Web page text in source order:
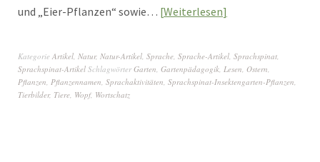
und „Eier-Pflanzen“ sowie… Weiterlesen
Kategorie Artikel Natur, Natur-Artikel Sprache Sprache-Artikel Sprachspinat
Sprachspinat-Artikel SchlagwörterGarten Gartenpädagogik Lesen Ostern
Pflanzen Pflanzennamen Sprachaktivitäten Sprachspinat-Insektengarten-Pflanzen
Tierbilder, Tiere Wopf, Wortschatz